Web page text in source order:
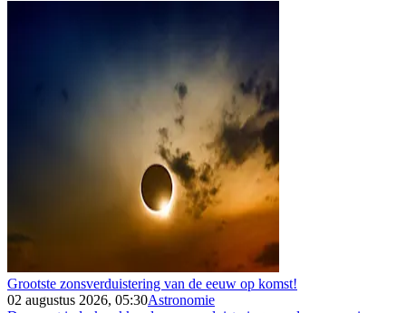
Grootste zonsverduistering van de eeuw op komst!
02 augustus 2026, 05:30Astronomie